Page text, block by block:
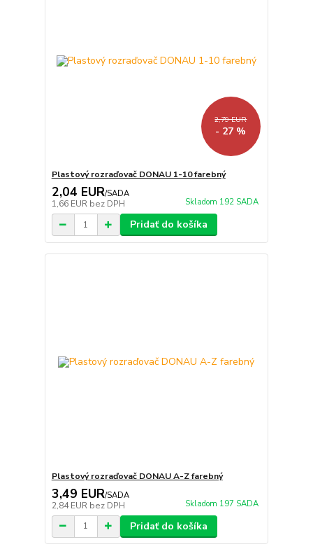
2,79 EUR
- 27 %
Plastový rozraďovač DONAU 1-10 farebný
2,04 EUR/SADA
1,66 EUR bez DPH Skladom 192 SADA
Pridať do košíka
Plastový rozraďovač DONAU A-Z farebný
3,49 EUR/SADA
2,84 EUR bez DPH Skladom 197 SADA
Pridať do košíka